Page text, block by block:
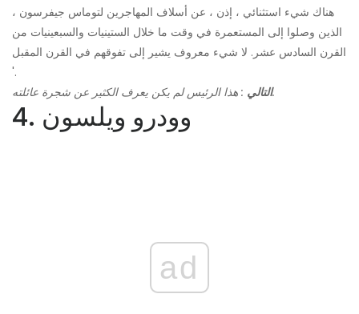
هناك شيء استثنائي ، إذن ، عن أسلاف المهاجرين لتوماس جيفرسون ،
الذين وصلوا إلى المستعمرة في وقت ما خلال الستينيات والسبعينيات من
القرن السادس عشر. لا شيء معروف يشير إلى تفوقهم في القرن المقبل
'.
التالي: هذا الرئيس لم يكن يعرف الكثير عن شجرة عائلته.
4. وودرو ويلسون
ad